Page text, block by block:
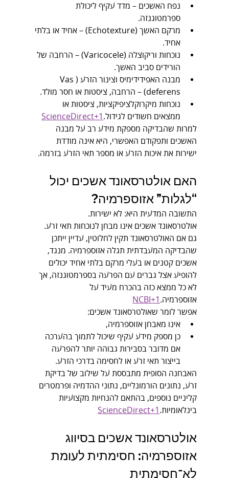
נפח האשכים – מדד עקיף ליכולת
ספרמטוגנזה.
מרקם האשך (Echotexture) – אחיד או בלתי
אחיד.
נוכחות וריקוצלה (Varicocele) – הרחבה של
הורידים סביב האשך.
מבנה האפידידימיס וצינור הזרע (Vas
deferens) – הרחבה, ציסטות או חסר מולד.
נוכחות מיקרוקלציפיקציות, ציסטות או
ממצאים חשודים לגידול. ScienceDirect+1
למרות שהבדיקה מספקת מידע רב על מבנה
האשכים ותפקודם האפשרי, היא אינה מודדת
ישירות את איכות הזרע או מספר תאי הזרע בזרמה.
האם אולטרסאונד אשכים יכול
“לגלות” אזוספרמיה?
התשובה המדעית היא: לא ישירות.
אולטרסאונד אשכים אינו מבחן לנוכחות תאי זרע.
גם אם האולטרסאונד תקין לחלוטין, עדיין ייתכן
שהבדיקה המעבדתית תגלה אזוספרמיה. מנגד,
אשכים קטנים או בעלי מרקם בלתי אחיד יכולים
להופיע אצל גברים עם הפרעה בספרמטוגנזה, אך
לא כל ממצא כזה בהכרח מעיד על
אזוספרמיה. NCBI+1
אפשר לומר שאולטרסאונד אשכים:
אינו מאבחן אזוספרמיה,
כן מספק מידע עקיף שיכול לתמוך בהערכה
אם מדובר בסבירות גבוהה יותר להפרעה
בייצור תאי זרע או לחסימה בדרכי הזרע.
האבחנה הסופית מתבססת על שילוב של בדיקת
זרע, נתונים הורמונליים, נתוני ההדמיה ופרמטרים
קליניים נוספים, בהתאם להנחיות מקצועיות
בינלאומיות. ScienceDirect+1
אולטרסאונד אשכים בסיווג
אזוספרמיה: חסימתית לעומת
לא־חסימתית